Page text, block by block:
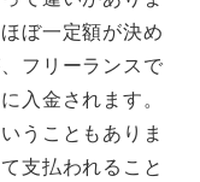
ぼ一定額が決め
フリーランスで
入金されます。
うこともありま
支払われること